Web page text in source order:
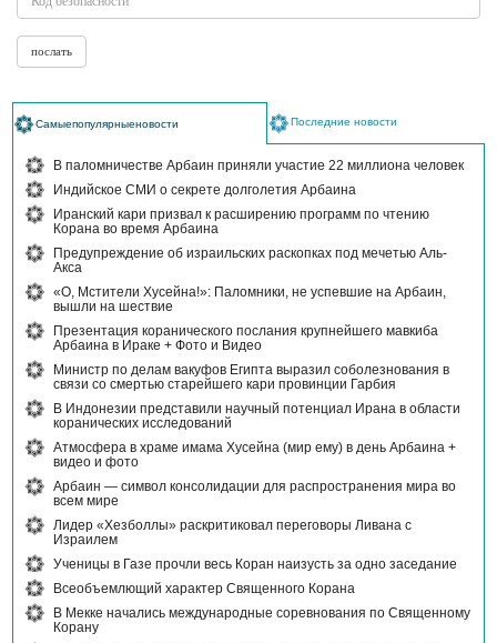
Самыепопулярныеновости Последние новости
В паломничестве Арбаин приняли участие 22 миллиона человек
Индийское СМИ о секрете долголетия Арбаина
Иранский кари призвал к расширению программ по чтению
Корана во время Арбаина
Предупреждение об израильских раскопках под мечетью Аль-
Акса
«О, Мстители Хусейна!»: Паломники, не успевшие на Арбаин,
вышли на шествие
Презентация коранического послания крупнейшего мавкиба
Арбаина в Ираке + Фото и Видео
Министр по делам вакуфов Египта выразил соболезнования в
связи со смертью старейшего кари провинции Гарбия
В Индонезии представили научный потенциал Ирана в области
коранических исследований
Атмосфера в храме имама Хусейна (мир ему) в день Арбаина +
видео и фото
Арбаин — символ консолидации для распространения мира во
всем мире
Лидер «Хезболлы» раскритиковал переговоры Ливана с
Израилем
Ученицы в Газе прочли весь Коран наизусть за одно заседание
Всеобъемлющий характер Священного Корана
В Мекке начались международные соревнования по Священному
Корану